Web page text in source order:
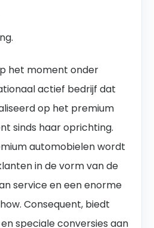
het moment onder
actief bedrijf dat
op het premium
sinds haar oprichting.
automobielen wordt
in de vorm van de
service en een enorme
Consequent, biedt
speciale conversies aan